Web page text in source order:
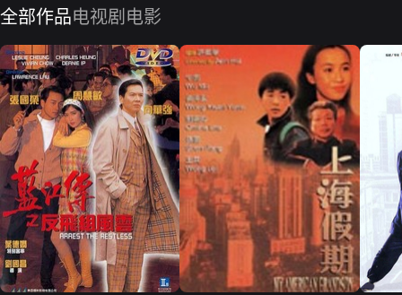
全部作品电视剧 电影